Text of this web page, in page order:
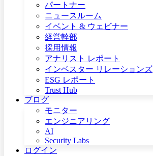
パートナー
ニュースルーム
イベント & ウェビナー
経営幹部
採用情報
アナリスト レポート
インベスター リレーションズ
ESG レポート
Trust Hub
ブログ
モニター
エンジニアリング
AI
Security Labs
ログイン